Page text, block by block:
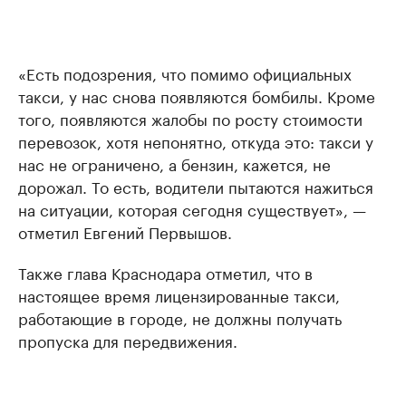
«Есть подозрения, что помимо официальных
такси, у нас снова появляются бомбилы. Кроме
того, появляются жалобы по росту стоимости
перевозок, хотя непонятно, откуда это: такси у
нас не ограничено, а бензин, кажется, не
дорожал. То есть, водители пытаются нажиться
на ситуации, которая сегодня существует», —
отметил Евгений Первышов.
Также глава Краснодара отметил, что в
настоящее время лицензированные такси,
работающие в городе, не должны получать
пропуска для передвижения.